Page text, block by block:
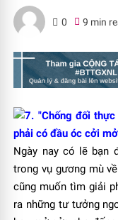
0 9 min
7. "Chống đối
phải có đầu óc cởi
Ngày nay có lẽ bạn
trong vụ gương mù
cũng muốn tìm giải
ra những tư tưởng